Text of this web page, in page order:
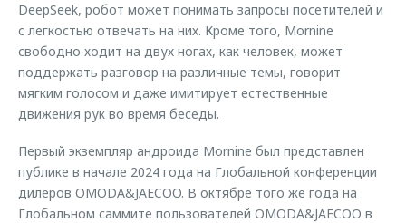
DeepSeek, робот может понимать запросы посетителей и
с легкостью отвечать на них. Кроме того, Mornine
свободно ходит на двух ногах, как человек, может
поддержать разговор на различные темы, говорит
мягким голосом и даже имитирует естественные
движения рук во время беседы.
Первый экземпляр андроида Mornine был представлен
публике в начале 2024 года на Глобальной конференции
дилеров OMODA&JAECOO. В октябре того же года на
Глобальном саммите пользователей OMODA&JAECOO в